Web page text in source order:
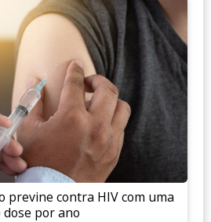
previne contra HIV com uma
dose por ano